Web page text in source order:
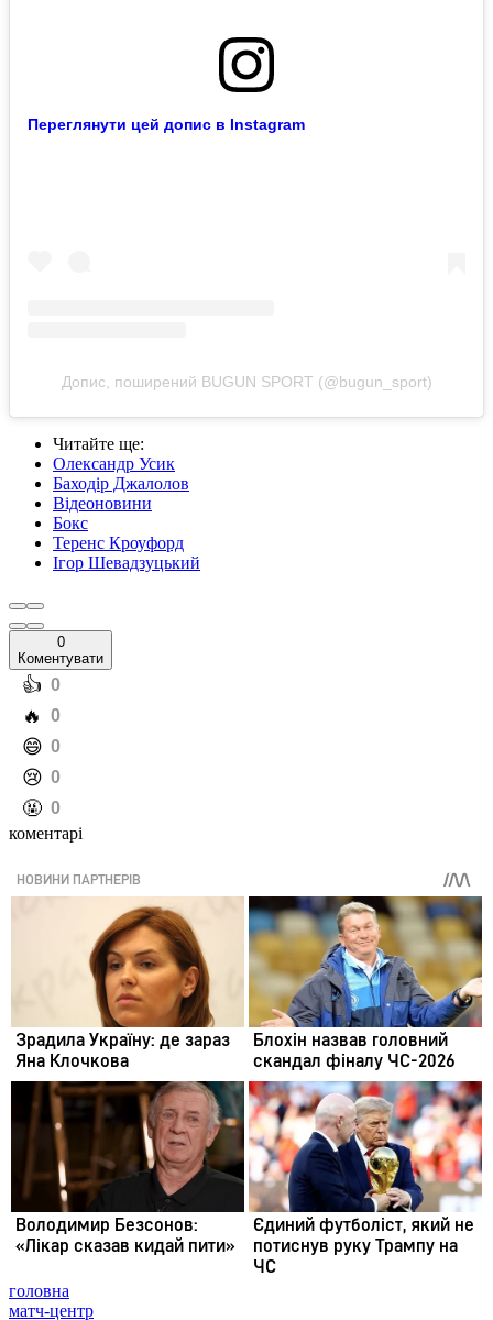
Переглянути цей допис в Instagram
Допис, поширений BUGUN SPORT (@bugun_sport)
Читайте ще:
Олександр Усик
Баходір Джалолов
Відеоновини
Бокс
Теренс Кроуфорд
Ігор Шевадзуцький
0
Коментувати
️👍 0
️🔥 0
️😄 0
️😢 0
️🤬 0
коментарі
головна
матч-центр